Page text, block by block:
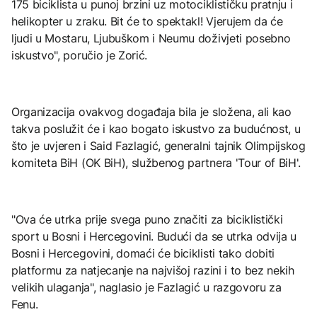
175 biciklista u punoj brzini uz motociklističku pratnju i
helikopter u zraku. Bit će to spektakl! Vjerujem da će
ljudi u Mostaru, Ljubuškom i Neumu doživjeti posebno
iskustvo", poručio je Zorić.
Organizacija ovakvog događaja bila je složena, ali kao
takva poslužit će i kao bogato iskustvo za budućnost, u
što je uvjeren i Said Fazlagić, generalni tajnik Olimpijskog
komiteta BiH (OK BiH), službenog partnera 'Tour of BiH'.
"Ova će utrka prije svega puno značiti za biciklistički
sport u Bosni i Hercegovini. Budući da se utrka odvija u
Bosni i Hercegovini, domaći će biciklisti tako dobiti
platformu za natjecanje na najvišoj razini i to bez nekih
velikih ulaganja", naglasio je Fazlagić u razgovoru za
Fenu.